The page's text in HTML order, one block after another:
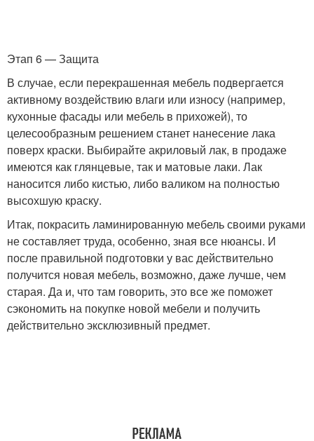
Этап 6 — Защита
В случае, если перекрашенная мебель подвергается
активному воздействию влаги или износу (например,
кухонные фасады или мебель в прихожей), то
целесообразным решением станет нанесение лака
поверх краски. Выбирайте акриловый лак, в продаже
имеются как глянцевые, так и матовые лаки. Лак
наносится либо кистью, либо валиком на полностью
высохшую краску.
Итак, покрасить ламинированную мебель своими руками
не составляет труда, особенно, зная все нюансы. И
после правильной подготовки у вас действительно
получится новая мебель, возможно, даже лучше, чем
старая. Да и, что там говорить, это все же поможет
сэкономить на покупке новой мебели и получить
действительно эксклюзивный предмет.